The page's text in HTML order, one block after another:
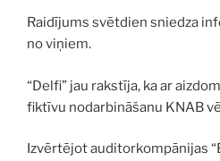
Raidījums svētdien sniedza
no viņiem.
“Delfi” jau rakstīja, ka ar
fiktīvu nodarbināšanu KNAB
Izvērtējot auditorkompānijas